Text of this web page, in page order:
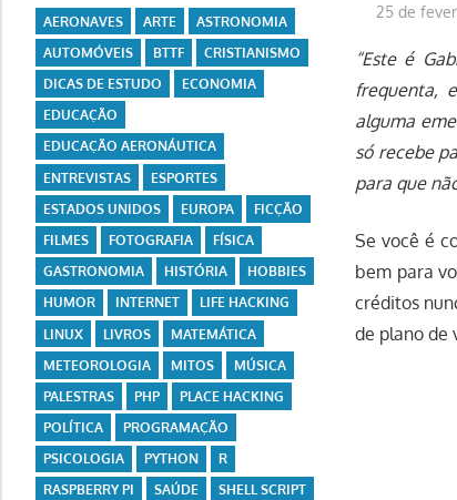
25 de
“Este é
frequenta,
alguma
só recebe
para que
Se você é
bem para
créditos
de plano de
AERONAVES ARTE
ASTRONOMIA
AUTOMÓVEIS
BTTF
CRISTIANISMO
DICAS DE ESTUDO
ECONOMIA
EDUCAÇÃO
EDUCAÇÃO AERONÁUTICA
ENTREVISTAS
ESPORTES
ESTADOS UNIDOS
EUROPA
FICÇÃO
FILMES
FOTOGRAFIA
FÍSICA
GASTRONOMIA
HISTÓRIA
HOBBIES
HUMOR
INTERNET
LIFE HACKING
LINUX
LIVROS
MATEMÁTICA
METEOROLOGIA
MITOS
MÚSICA
PALESTRAS
PHP
PLACE HACKING
POLÍTICA
PROGRAMAÇÃO
PSICOLOGIA
PYTHON
R
RASPBERRY PI
SAÚDE
SHELL SCRIPT